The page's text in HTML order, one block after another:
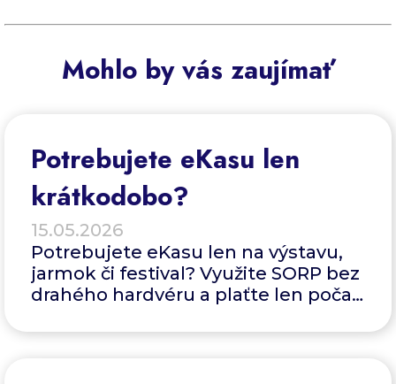
Mohlo by vás zaujímať
Potrebujete eKasu len
krátkodobo?
15.05.2026
Potrebujete eKasu len na výstavu,
jarmok či festival? Využite SORP bez
drahého hardvéru a plaťte len počas